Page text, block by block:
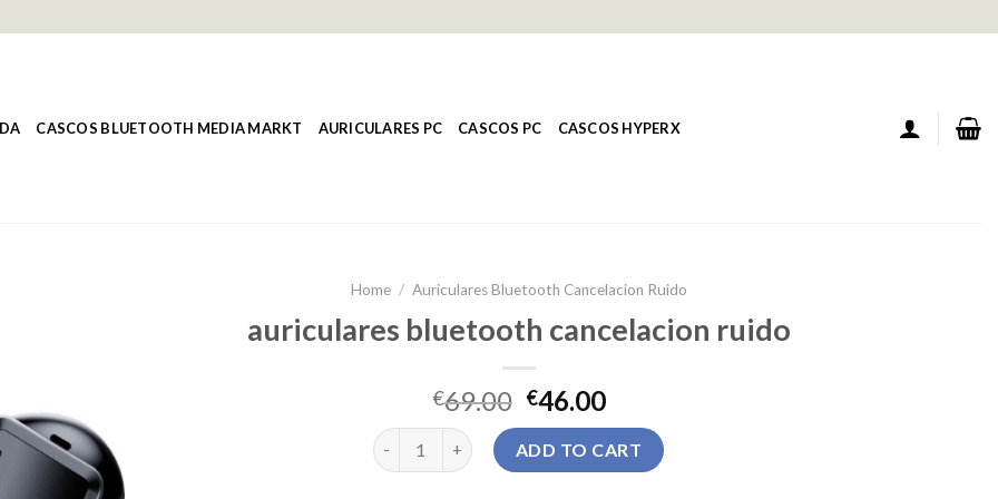
CASCOS BLUETOOTH MEDIA MARKT AURICULARES PC CASCOS PC CASCOS HYPERX
Home / Auriculares Bluetooth Cancelacion Ruido
auriculares bluetooth cancelacion ruido
€69.00 €46.00
auriculares bluetooth cancelacion ruido quantity
ADD TO CART